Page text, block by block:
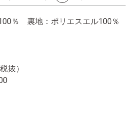
％ 裏地：ポリエスエル100％
抜）